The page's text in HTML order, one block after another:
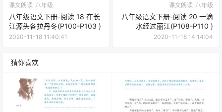
课文朗读 八年级
八年级语文下册-阅读 18 在长
江源头各拉丹冬(P100-P103 )
2020-11-18 11:40:41
课文朗读 八年级
八年级语文下册-阅读 20 一滴
水经过丽江(P108-P110 )
2020-11-18 14:14:04
猜你喜欢